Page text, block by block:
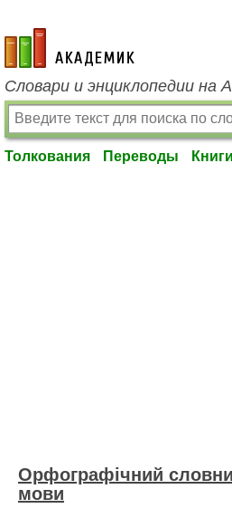
academic.ru
Словари и энциклопедии на
Толкования Переводы Книги
Орфографічний
мови